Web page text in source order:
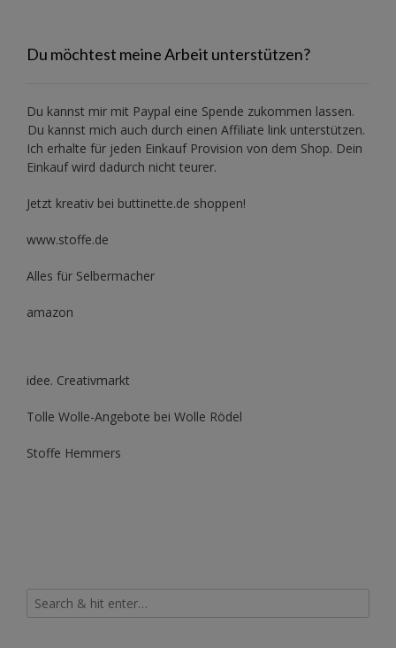
Du möchtest meine Arbeit unterstützen?
Du kannst mir mit Paypal eine Spende zukommen lassen.
Du kannst mich auch durch einen Affiliate link unterstützen.
Ich erhalte für jeden Einkauf Provision von dem Shop. Dein
Einkauf wird dadurch nicht teurer.
Jetzt kreativ bei buttinette.de shoppen!
www.stoffe.de
Alles für Selbermacher
amazon
idee. Creativmarkt
Tolle Wolle-Angebote bei Wolle Rödel
Stoffe Hemmers